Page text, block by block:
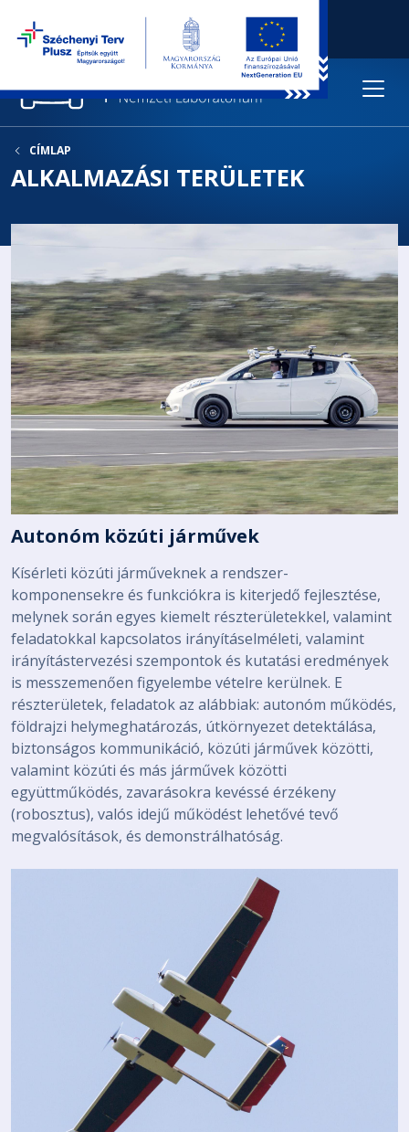
CÍMLAP
ALKALMAZÁSI TERÜLETEK
Autonóm közúti járművek
Kísérleti közúti járműveknek a rendszer-
komponensekre és funkciókra is kiterjedő fejlesztése,
melynek során egyes kiemelt részterületekkel, valamint
feladatokkal kapcsolatos irányításelméleti, valamint
irányítástervezési szempontok és kutatási eredmények
is messzemenően figyelembe vételre kerülnek. E
részterületek, feladatok az alábbiak: autonóm működés,
földrajzi helymeghatározás, útkörnyezet detektálása,
biztonságos kommunikáció, közúti járművek közötti,
valamint közúti és más járművek közötti
együttműködés, zavarásokra kevéssé érzékeny
(robosztus), valós idejű működést lehetővé tevő
megvalósítások, és demonstrálhatóság.